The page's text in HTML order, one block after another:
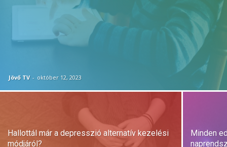
Jövő TV - október 12, 2023
Hallottál már a depresszió alternatív kezelési
módjáról?
Minden